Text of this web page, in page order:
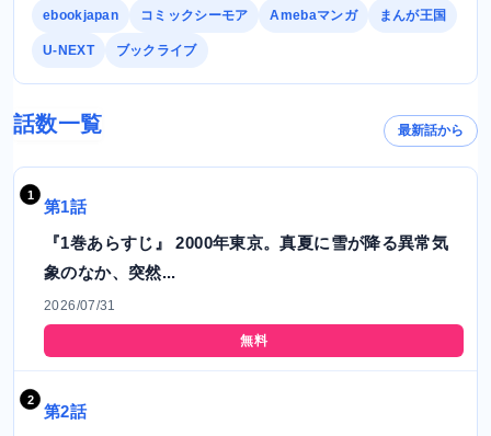
ebookjapan コミックシーモア Amebaマンガ まんが王国
U-NEXT ブックライブ
話数一覧 最新話から
第1話
『1巻あらすじ』 2000年東京。真夏に雪が降る異常気
象のなか、突然...
2026/07/31
無料
第2話